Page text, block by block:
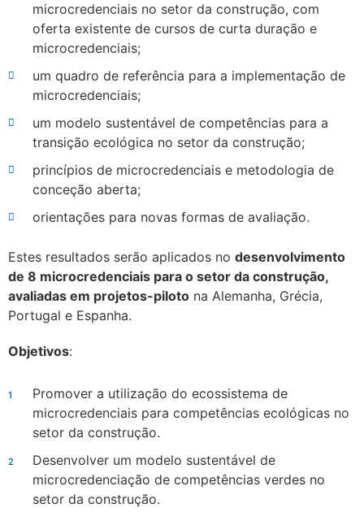
microcredenciais no setor da construção, com
oferta existente de cursos de curta duração e
microcredenciais;
um quadro de referência para a implementação de
microcredenciais;
um modelo sustentável de competências para a
transição ecológica no setor da construção;
princípios de microcredenciais e metodologia de
conceção aberta;
orientações para novas formas de avaliação.
Estes resultados serão aplicados no desenvolvimento
de 8 microcredenciais para o setor da construção,
avaliadas em projetos-piloto na Alemanha, Grécia,
Portugal e Espanha.
Objetivos:
Promover a utilização do ecossistema de
microcredenciais para competências ecológicas no
setor da construção.
Desenvolver um modelo sustentável de
microcredenciação de competências verdes no
setor da construção.